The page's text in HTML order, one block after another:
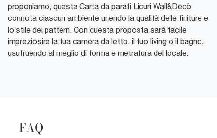
proponiamo, questa Carta da parati Licuri Wall&Decò
connota ciascun ambiente unendo la qualità delle finiture e
lo stile del pattern. Con questa proposta sarà facile
impreziosire la tua camera da letto, il tuo living o il bagno,
usufruendo al meglio di forma e metratura del locale.
FAQ